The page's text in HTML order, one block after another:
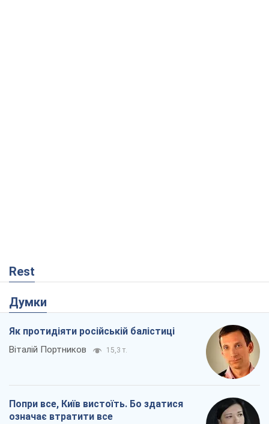
Rest
Думки
Як протидіяти російській балістиці
Віталій Портников 15,3 т.
Попри все, Київ вистоїть. Бо здатися
означає втратити все